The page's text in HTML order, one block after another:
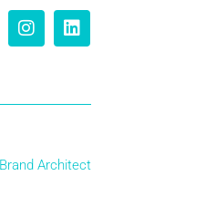
Brand Architect